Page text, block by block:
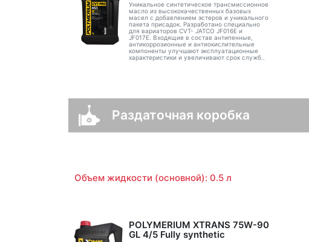
Уникальное синтетическое трансмиссионное
масло из высококачественных базовых
масел с добавлением эстеров и уникального
пакета присадок. Разработано специально
для вариаторов CVT- JATCO JF016E и
JF017E. Входящие в состав антипенные,
антикоррозионные и антиокислительные
компоненты улучшают эксплуатационные
характеристики и увеличивают срок служб..
Раздаточная коробка
Объем жидкости (основной): 0.5 л
POLYMERIUM XTRANS 75W-90
GL 4/5 Fully synthetic